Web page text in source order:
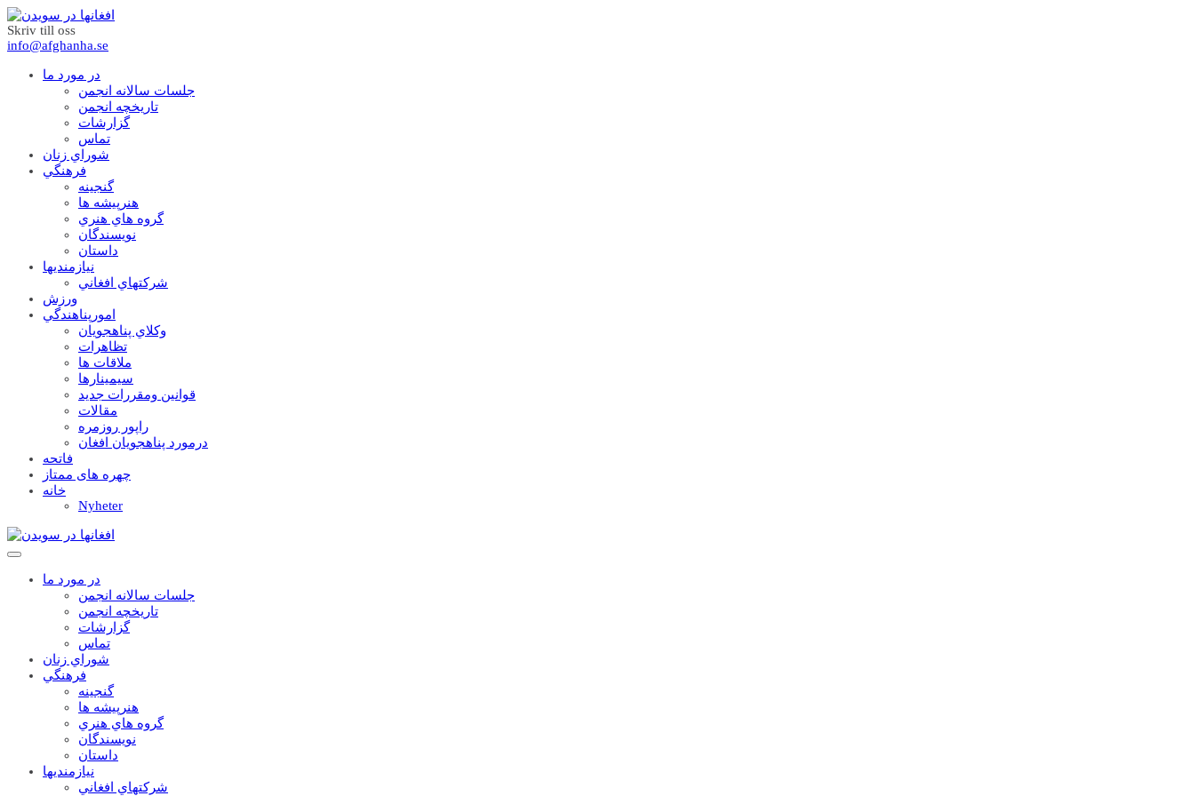
Skriv till oss
info@afghanha.se
در مورد ما
جلسات سالانه انجمن
تاریخچه انجمن
گزارشات
تماس
شوراي زنان
فرهنگي
گنجينه
هنرپيشه ها
گروه هاي هنري
نويسندگان
داستان
نيازمنديها
شرکتهاي افغاني
ورزش
امورپناهندگي
وکلاي پناهجويان
تظاهرات
ملاقات ها
سيمينارها
قوانين ومقررات جديد
مقالات
راپور روزمره
درمورد پناهجويان افغان
فاتحه
چهره های ممتاز
خانه
Nyheter
در مورد ما
جلسات سالانه انجمن
تاریخچه انجمن
گزارشات
تماس
شوراي زنان
فرهنگي
گنجينه
هنرپيشه ها
گروه هاي هنري
نويسندگان
داستان
نيازمنديها
شرکتهاي افغاني